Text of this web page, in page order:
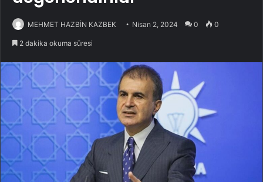
MEHMET HAZBİN KAZBEK Nisan 2, 2024 0 0
2 dakika okuma süresi